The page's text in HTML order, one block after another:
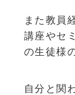
また教員
講座やセ
の生徒様
自分と関